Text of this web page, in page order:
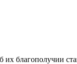
их благополучии